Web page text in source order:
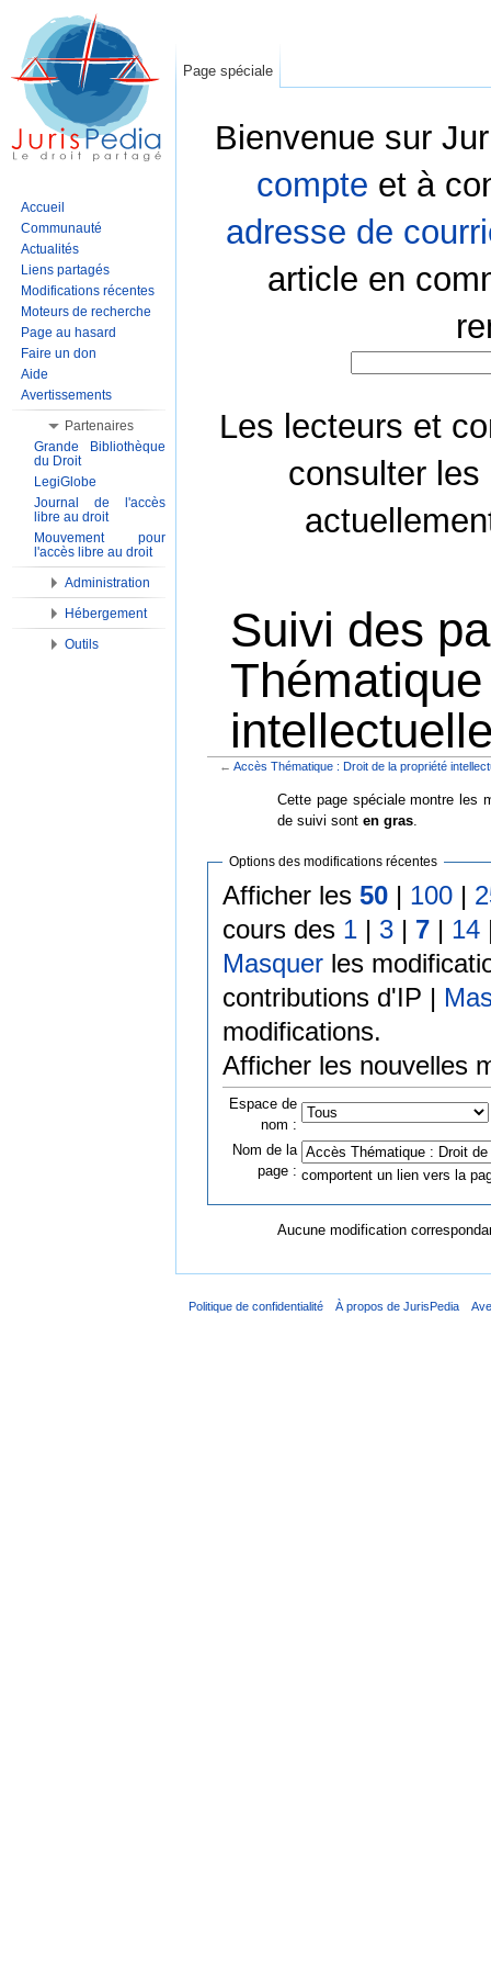
Bienvenue sur
compte et à
adresse de
article en
Les lecteurs et
consulter les
Suivi des
← Accès Thématique : Droit de la propriété
Cette page spéciale montre les
de suivi sont en gras.
Options des modifications récentes
Afficher les 50| 100|
cours des 1| 3| 7| 14
Masquerles
contributions d'IP |
modifications.
Afficher les nouvelles
Espace de
nom :
Nom de la
page : comportent un lien vers la
Aucune modification
Page spéciale
Accueil
Communauté
Actualités
Liens partagés
Modifications récentes
Moteurs de recherche
Page au hasard
Faire un don
Aide
Avertissements
Partenaires
Grande Bibliothèque
du Droit
LegiGlobe
Journal de l'accès
libre au droit
Mouvement pour
l'accès libre au droit
Administration
Hébergement
Outils
Politique de confidentialité À propos de JurisPedia